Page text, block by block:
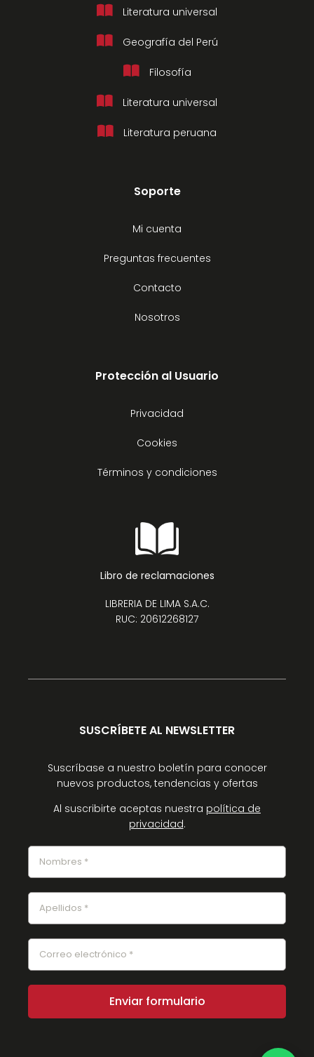
Literatura universal
Geografía del Perú
Filosofía
Literatura universal
Literatura peruana
Soporte
Mi cuenta
Preguntas frecuentes
Contacto
Nosotros
Protección al Usuario
Privacidad
Cookies
Términos y condiciones
Libro de reclamaciones
LIBRERIA DE LIMA S.A.C.
RUC: 20612268127
SUSCRÍBETE AL NEWSLETTER
Suscríbase a nuestro boletín para conocer
nuevos productos, tendencias y ofertas
Al suscribirte aceptas nuestra política de
privacidad.